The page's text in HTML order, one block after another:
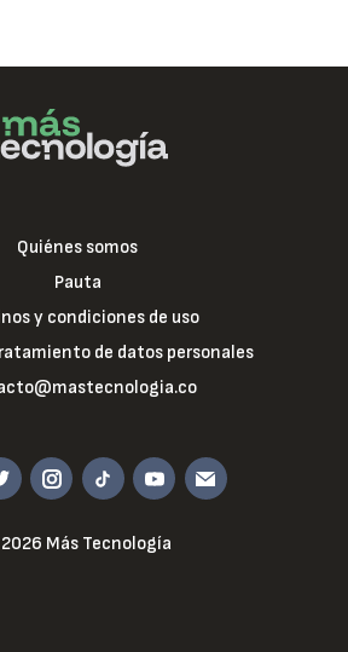
Quiénes somos
Pauta
y condiciones de uso
de datos personales
Más Tecnología